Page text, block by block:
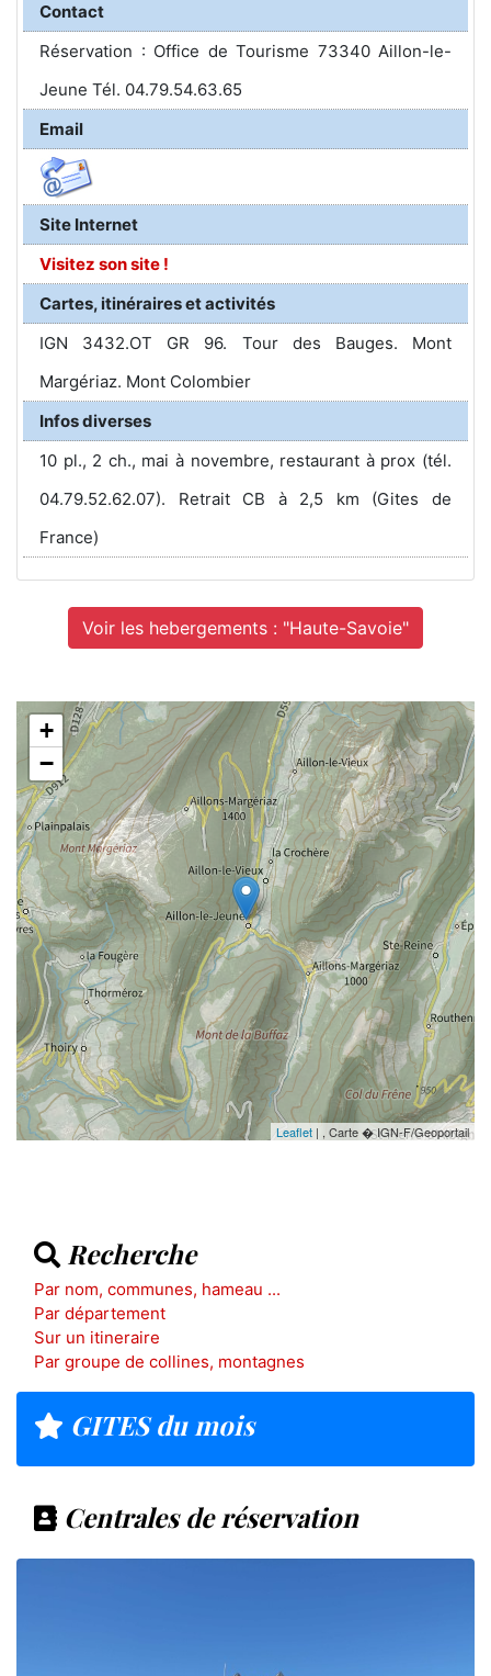
Contact
Réservation : Office de Tourisme 73340 Aillon-le-
Jeune Tél. 04.79.54.63.65
Email
Site Internet
Visitez son site !
Cartes, itinéraires et activités
IGN 3432.OT GR 96. Tour des Bauges. Mont
Margériaz. Mont Colombier
Infos diverses
10 pl., 2 ch., mai à novembre, restaurant à prox (tél.
04.79.52.62.07). Retrait CB à 2,5 km (Gites de
France)
Voir les hebergements : "Haute-Savoie"
+
−
Leaflet | , Carte � IGN-F/Geoportail
Recherche
Par nom, communes, hameau ...
Par département
Sur un itineraire
Par groupe de collines, montagnes
GITES du mois
Centrales de réservation